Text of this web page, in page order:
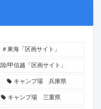
＃東海「区画サイト」
陸/甲信越「区画サイト」
キャンプ場 兵庫県
キャンプ場 三重県